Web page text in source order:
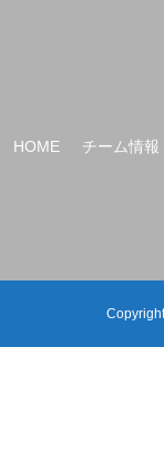
【（U-15
HOME チーム情報